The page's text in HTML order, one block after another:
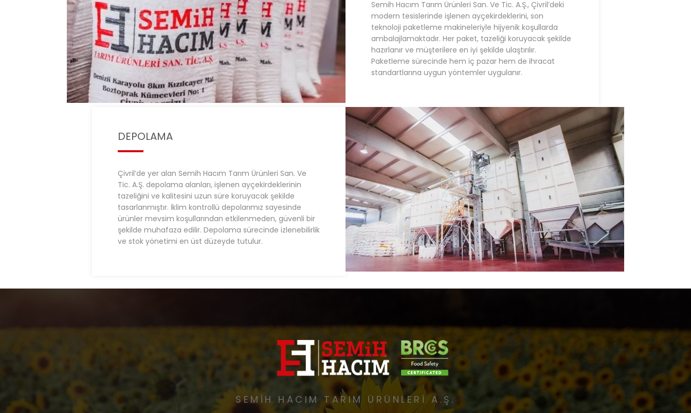
Semih Hacım Tarım Ürünleri San. Ve Tic. A.Ş., Çivril’deki
modern tesislerinde işlenen ayçekirdeklerini, son
teknoloji paketleme makineleriyle hijyenik koşullarda
ambalajlamaktadır. Her paket, tazeliği koruyacak şekilde
hazırlanır ve müşterilere en iyi şekilde ulaştırılır.
Paketleme sürecinde hem iç pazar hem de ihracat
standartlarına uygun yöntemler uygulanır.
DEPOLAMA
Çivril’de yer alan Semih Hacım Tarım Ürünleri San. Ve
Tic. A.Ş. depolama alanları, işlenen ayçekirdeklerinin
tazeliğini ve kalitesini uzun süre koruyacak şekilde
tasarlanmıştır. İklim kontrollü depolarımız sayesinde
ürünler mevsim koşullarından etkilenmeden, güvenli bir
şekilde muhafaza edilir. Depolama sürecinde izlenebilirlik
ve stok yönetimi en üst düzeyde tutulur.
SEMİH HACIM TARIM ÜRÜNLERİ A.Ş.